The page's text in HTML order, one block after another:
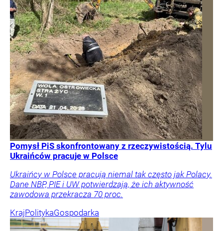
Pomysł PiS skonfrontowany z rzeczywistością. Tylu
Ukraińców pracuje w Polsce
Ukraińcy w Polsce pracują niemal tak często jak Polacy.
Dane NBP, PIE i UW potwierdzają, że ich aktywność
zawodowa przekracza 70 proc.
KrajPolitykaGospodarka